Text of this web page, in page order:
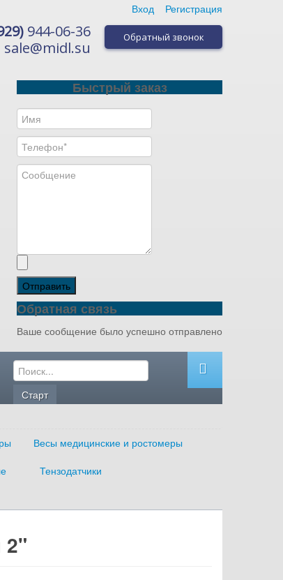
Вход Регистрация
944-06-36
sale@midl.su
Обратный звонок
Быстрый заказ
Отправить
Обратная связь
Ваше сообщение было успешно отправлено
Весы медицинские и ростомеры
Тензодатчики
2"